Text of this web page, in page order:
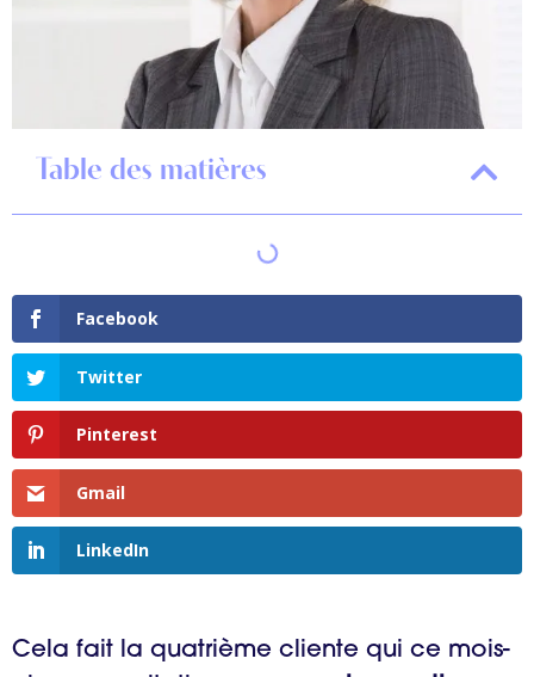
Table des matières
Facebook
Twitter
Pinterest
Gmail
LinkedIn
Cela fait la quatrième cliente qui ce mois-